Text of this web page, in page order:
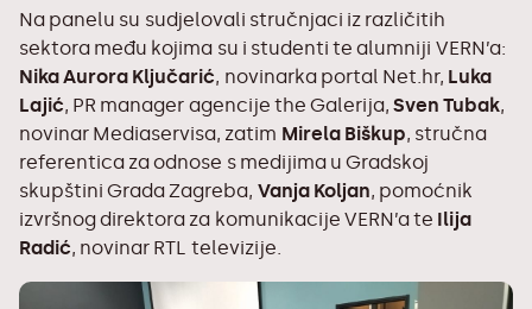
Na panelu su sudjelovali stručnjaci iz različitih
sektora među kojima su i studenti te alumniji VERN’a:
Nika Aurora Ključarić, novinarka portal Net.hr, Luka
Lajić, PR manager agencije the Galerija,Sven Tubak,
novinar Mediaservisa, zatim Mirela Biškup, stručna
referentica za odnose s medijima u Gradskoj
skupštini Grada Zagreba, Vanja Koljan, pomoćnik
izvršnog direktora za komunikacije VERN’a te Ilija
Radić, novinar RTL televizije.